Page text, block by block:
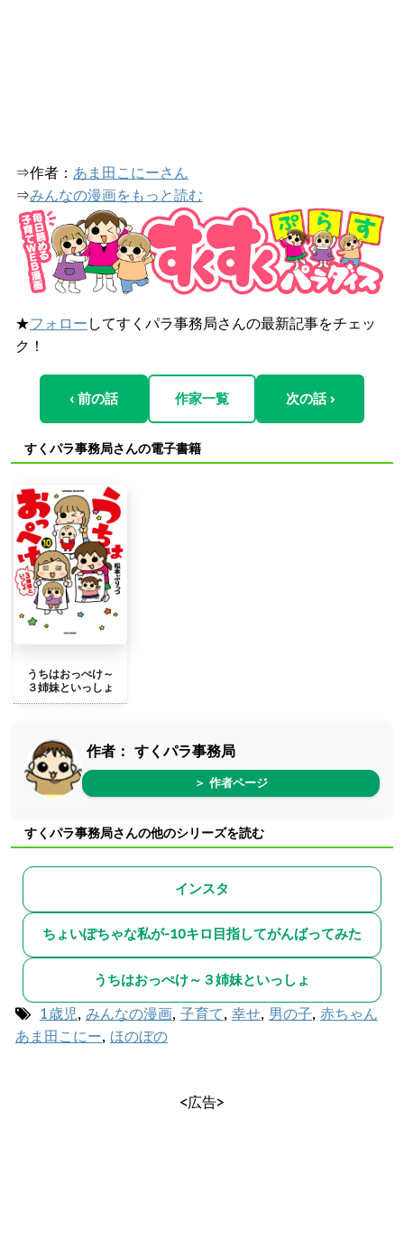
⇒作者： あま田こにーさん
⇒みんなの漫画をもっと読む
★フォロー してすくパラ事務局さんの最新記事をチェッ
ク！
‹ 前の話 作家一覧 次の話 ›
すくパラ事務局さんの電子書籍
うちはおっぺけ～
３姉妹といっしょ
作者： すくパラ事務局
＞ 作者ページ
すくパラ事務局さんの他のシリーズを読む
インスタ
ちょいぽちゃな私が-10キロ目指してがんばってみた
うちはおっぺけ～３姉妹といっしょ
1歳児, みんなの漫画, 子育て, 幸せ, 男の子, 赤ちゃん
あま田こにー, ほのぼの
<広告>